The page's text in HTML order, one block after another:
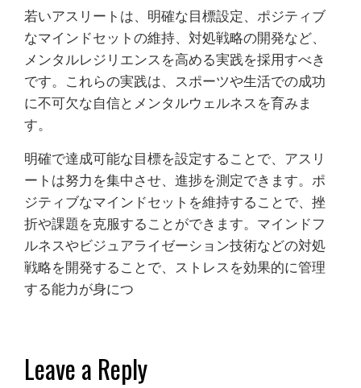
若いアスリートは、明確な目標設定、ポジティブ
なマインドセットの維持、対処戦略の開発など、
メンタルレジリエンスを高める実践を採用すべき
です。これらの実践は、スポーツや生活での成功
に不可欠な自信とメンタルウェルネスを育みま
す。
明確で達成可能な目標を設定することで、アスリ
ートは努力を集中させ、進捗を測定できます。ポ
ジティブなマインドセットを維持することで、挫
折や課題を克服することができます。マインドフ
ルネスやビジュアライゼーション技術などの対処
戦略を開発することで、ストレスを効果的に管理
する能力が身につ
Leave a Reply